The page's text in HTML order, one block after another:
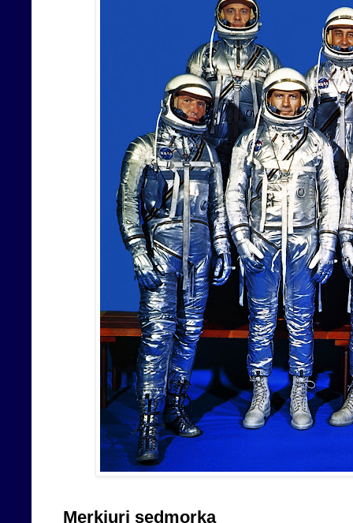
Merkjuri sedmorka